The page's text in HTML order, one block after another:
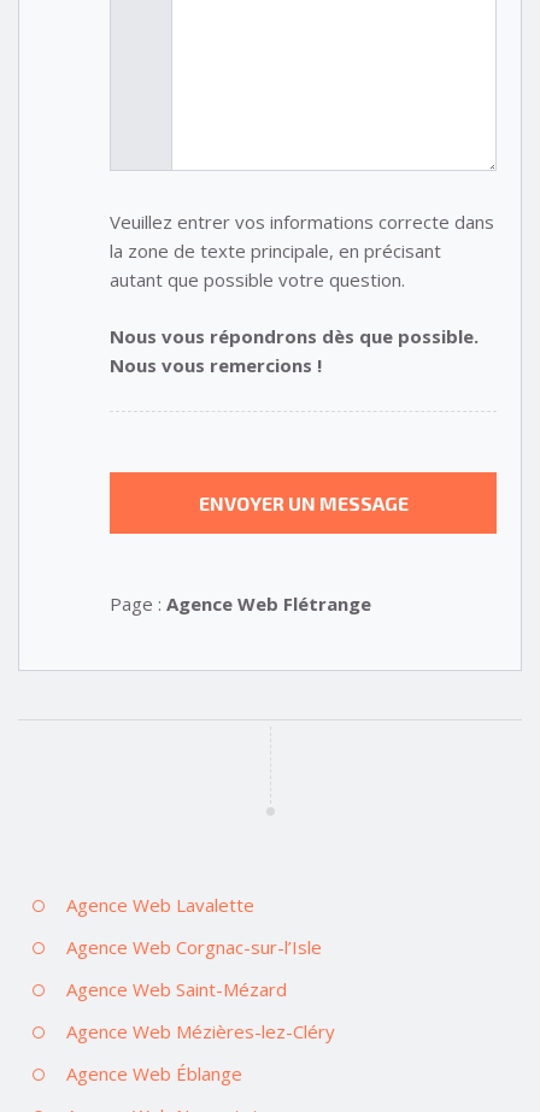
Veuillez entrer vos informations correcte dans
la zone de texte principale, en précisant
autant que possible votre question.
Nous vous répondrons dès que possible.
Nous vous remercions !
Page : Agence Web Flétrange
Agence Web Lavalette
Agence Web Corgnac-sur-l’Isle
Agence Web Saint-Mézard
Agence Web Mézières-lez-Cléry
Agence Web Éblange